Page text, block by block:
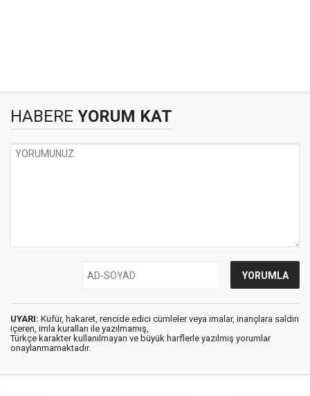
HABERE YORUM KAT
UYARI: Küfür, hakaret, rencide edici cümleler veya imalar, inançlara saldırı
içeren, imla kuralları ile yazılmamış,
Türkçe karakter kullanılmayan ve büyük harflerle yazılmış yorumlar
onaylanmamaktadır.